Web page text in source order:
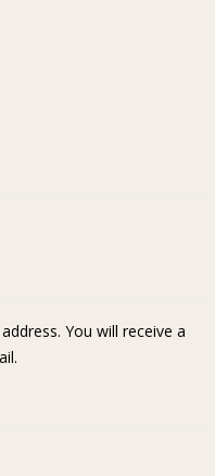
You will receive a